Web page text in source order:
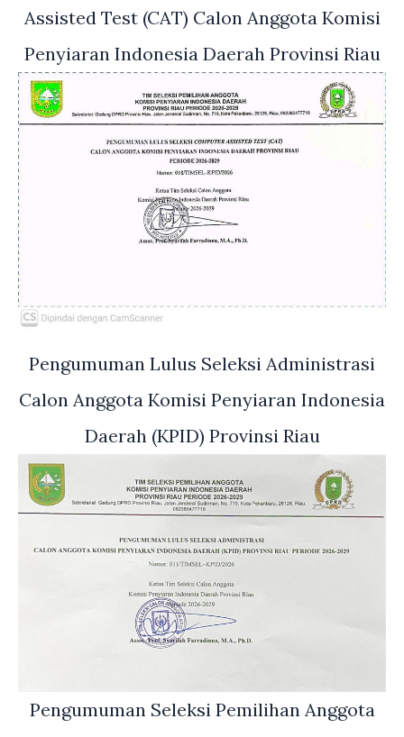
Assisted Test (CAT) Calon Anggota Komisi
Penyiaran Indonesia Daerah Provinsi Riau
Pengumuman Lulus Seleksi Administrasi
Calon Anggota Komisi Penyiaran Indonesia
Daerah (KPID) Provinsi Riau
Pengumuman Seleksi Pemilihan Anggota